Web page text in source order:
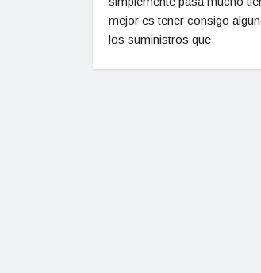
mejor es tener consigo
los suministros que